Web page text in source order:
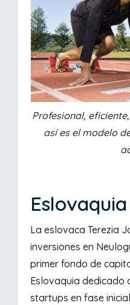
Profesional,
así es el modelo
Eslovaquia
La eslovaca Terezia
inversiones en
primer fondo de
Eslovaquia dedicado
startups en fase